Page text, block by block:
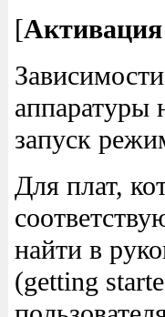
[
аппаратуры
запуск
Для плат,
найти в
(getting